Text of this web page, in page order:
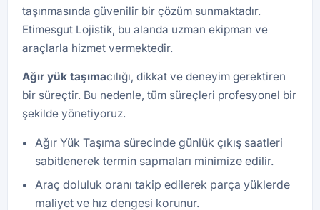
taşınmasında güvenilir bir çözüm sunmaktadır.
Etimesgut Lojistik, bu alanda uzman ekipman ve
araçlarla hizmet vermektedir.
Ağır yük taşımacılığı, dikkat ve deneyim gerektiren
bir süreçtir. Bu nedenle, tüm süreçleri profesyonel bir
şekilde yönetiyoruz.
Ağır Yük Taşıma sürecinde günlük çıkış saatleri
sabitlenerek termin sapmaları minimize edilir.
Araç doluluk oranı takip edilerek parça yüklerde
maliyet ve hız dengesi korunur.